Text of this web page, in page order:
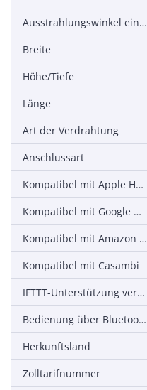
Ausstrahlungswinkel einstellbar
Breite
Höhe/Tiefe
Länge
Art der Verdrahtung
Anschlussart
Kompatibel mit Apple HomeKit
Kompatibel mit Google Assistant
Kompatibel mit Amazon Alexa
Kompatibel mit Casambi
IFTTT-Unterstützung verfügbar
Bedienung über Bluetooth
Herkunftsland
Zolltarifnummer